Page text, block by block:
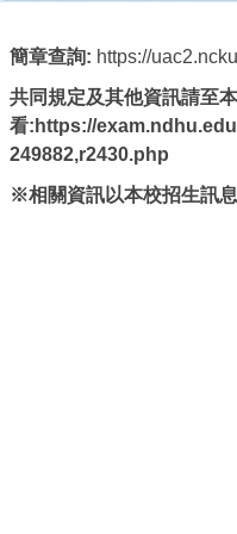
簡章查詢: https://
共同規定及其他資訊請至
看: https://
249882,r2430.php
※相關資訊以本校招生訊